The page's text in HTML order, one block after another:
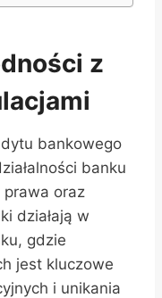
z
bankowego
banku
prawa oraz
działają w
gdzie
jest kluczowe
i unikania